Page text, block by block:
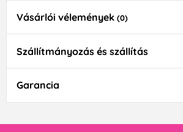
Vásárlói vélemények (0)
Szállítmányozás és szállítás
Garancia